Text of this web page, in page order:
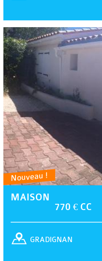
Nouveau !
MAISON
770 € CC
GRADIGNAN